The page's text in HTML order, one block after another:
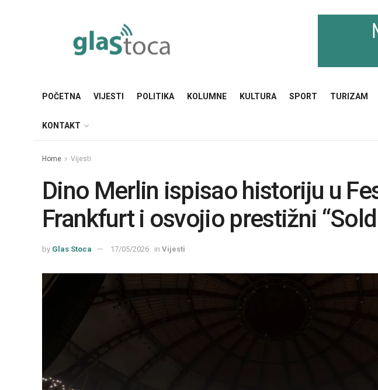
POČETNA VIJESTI POLITIKA KOLUMNE KULTURA SPORT TURIZAM
KONTAKT
Home Vijesti
Dino Merlin ispisao historiju u
Frankfurt i osvojio prestižni
by Glas Stoca 17/05/2026 in Vijesti